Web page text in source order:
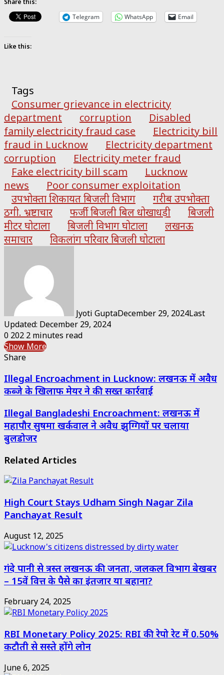
Telegram
WhatsApp Email
Like this:
Tags
Consumer grievance in electricity
department
corruption
Disabled
family electricity fraud case
Electricity bill
fraud in Lucknow
Electricity department
corruption
Electricity meter fraud
Fake electricity bill scam
Lucknow
news
Poor consumer exploitation
उपभोक्ता शिकायत बिजली विभाग
गरीब उपभोक्ता
ठगी. भ्रष्टाचार
फर्जी बिजली बिल धोखाधड़ी
बिजली
मीटर घोटाला
बिजली विभाग घोटाला
लखनऊ
समाचार
विकलांग परिवार बिजली घोटाला
Jyoti GuptaDecember 29, 2024Last
Updated: December 29, 2024
0 202 2 minutes read
Show More
Share
via
Email
Illegal Encroachment in Lucknow: लखनऊ में अवैध
कब्जे के खिलाफ मेयर ने की सख्त कार्रवाई
Illegal Bangladeshi Encroachment: लखनऊ में
महापौर सुषमा खर्कवाल ने अवैध झुग्गियों पर चलाया
बुलडोजर
Related Articles
High Court Stays Udham Singh Nagar Zila
Panchayat Result
August 12, 2025
गंदे पानी से त्रस्त लखनऊ की जनता, जलकल विभाग बेखबर
– 15वें वित्त के पैसे का इंतजार या बहाना?
February 24, 2025
RBI Monetary Policy 2025: RBI की रेपो रेट में 0.50%
कटौती से सस्ते होंगे लोन
June 6, 2025